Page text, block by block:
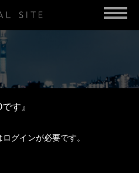
SITE
す』
グインが必要です。